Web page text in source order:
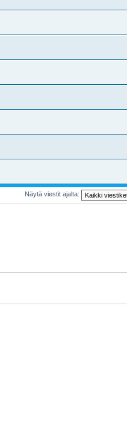
Näytä viestit ajalta: